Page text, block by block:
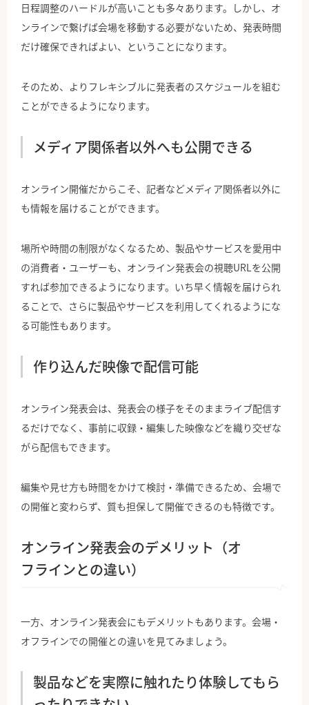
日程調整のハードルが高いことも多々あります。しかし、オ
ンラインで繋げば会場を移動する必要がないため、発表時間
だけ確保できればよい、ということになります。
そのため、よりフレキシブルに発表者のスケジュールを組む
ことができるようになります。
メディア関係者以外へも公開できる
オンライン開催だからこそ、記者などメディア関係者以外に
も情報を届けることができます。
場所や時間の制限がなくなるため、製品やサービスを愛用中
の消費者・ユーザーも、オンライン発表会の視聴URLを公開
すれば参加できるようになります。いち早く情報を届けられ
ることで、さらに製品やサービスを利用してくれるようにな
る可能性もあります。
作り込んだ映像で配信可能
オンライン発表会は、発表会の様子をそのままライブ配信す
るだけでなく、事前に収録・編集した映像などを織り交ぜな
がら配信もできます。
編集や見せ方も時間をかけて検討・準備できるため、会場で
の開催と変わらず、質も担保して開催できるのも特徴です。
オンライン発表会のデメリット（オ
フラインとの違い）
一方、オンライン発表会にもデメリットもあります。会場・
オフラインでの開催との違いを見てみましょう。
製品などを実際に触れたり体験してもら